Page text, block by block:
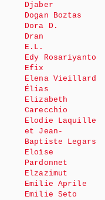
Djaber
Dogan Boztas
Dora D.
Dran
E.L.
Edy Rosariyanto
Efix
Elena Vieillard
Élias
Elizabeth
Carecchio
Elodie Laquille
et Jean-
Baptiste Legars
Eloïse
Pardonnet
Elzazimut
Emilie Aprile
Emilie Seto